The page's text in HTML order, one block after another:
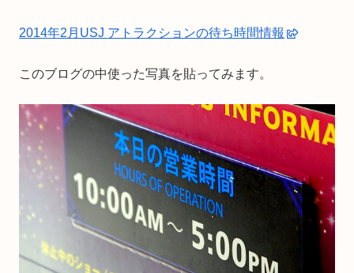
2014年2月USJ アトラクションの待ち時間情報
このブログの中使った写真を貼ってみます。